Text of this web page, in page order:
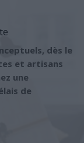
dès le
et artisans
une
de